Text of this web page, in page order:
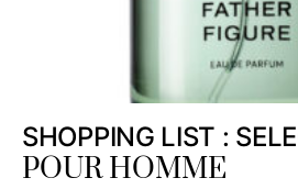
SHOPPING LIST :
POUR HOMME